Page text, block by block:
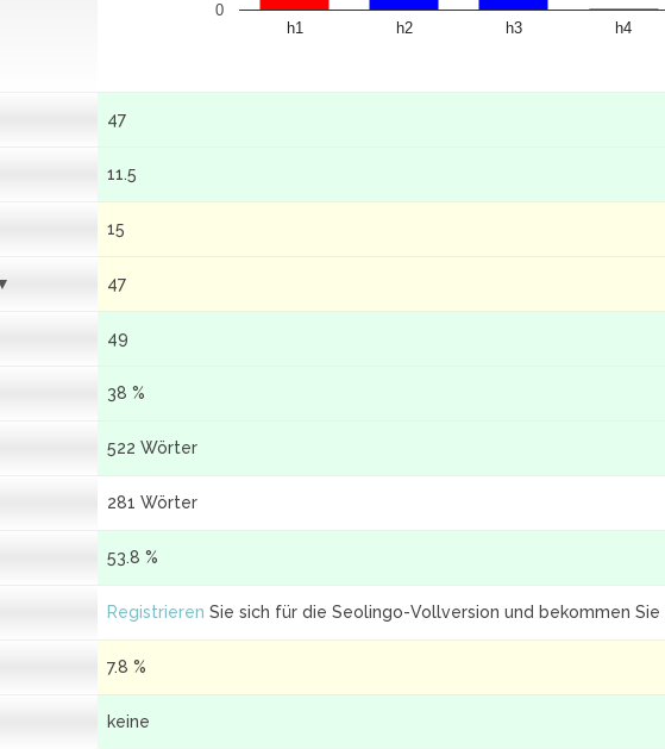
h1 h2 h3 h4
0
47
11.5
15
47
49
38 %
522 Wörter
281 Wörter
53.8 %
Registrieren Sie sich für die Seolingo-Vollversion und bekommen Sie
7.8 %
keine